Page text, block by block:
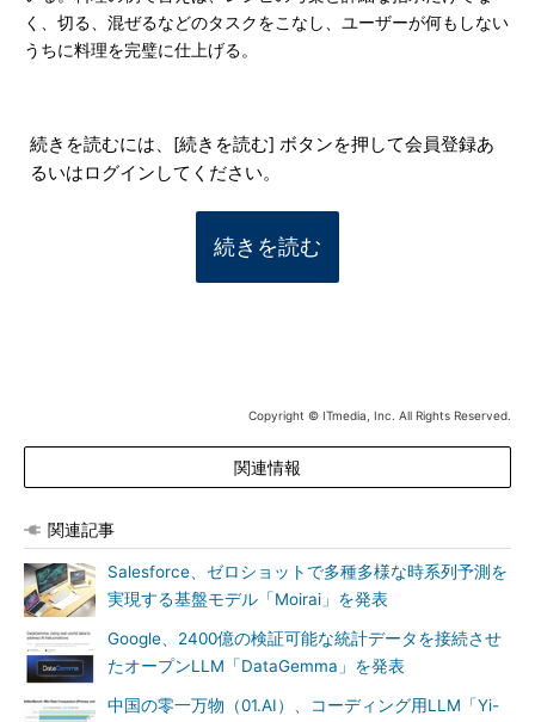
く、切る、混ぜるなどのタスクをこなし、ユーザーが何もしない
うちに料理を完璧に仕上げる。
続きを読むには、[続きを読む] ボタンを押して会員登録あ
るいはログインしてください。
続きを読む
Copyright © ITmedia, Inc. All Rights Reserved.
関連情報
関連記事
Salesforce、ゼロショットで多種多様な時系列予測を
実現する基盤モデル「Moirai」を発表
Google、2400億の検証可能な統計データを接続させ
たオープンLLM「DataGemma」を発表
中国の零一万物（01.AI）、コーディング用LLM「Yi-